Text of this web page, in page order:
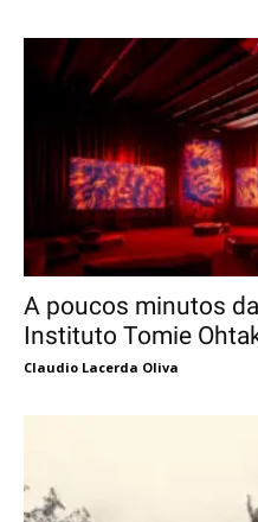
A poucos minutos
Instituto Tomie
Claudio Lacerda Oliva